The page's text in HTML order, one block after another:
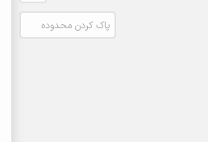
پاک کردن محدوده